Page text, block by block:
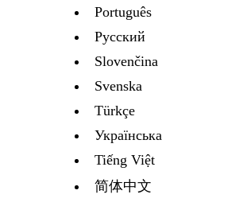
Português
Русский
Slovenčina
Svenska
Türkçe
Украïнська
Tiếng Việt
简体中文